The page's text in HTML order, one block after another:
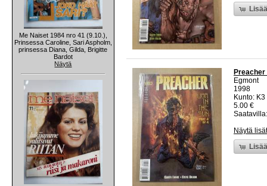
Me Naiset 1984 nro 41 (9.10.),
Prinsessa Caroline, Sari Aspholm,
prinsessa Diana, Gilda, Brigitte
Bardot
Näytä
Egmont
1998
Kunto:
5.00 €
Näytä